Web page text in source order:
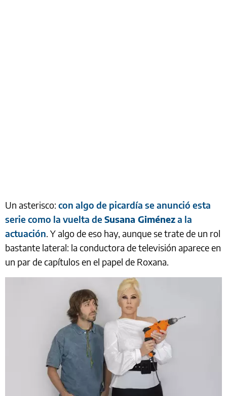
Un asterisco: con algo de picardía se anunció esta
serie como la vuelta deSusana Giméneza la
actuación. Y algo de eso hay, aunque se trate de un rol
bastante lateral: la conductora de televisión aparece en
un par de capítulos en el papel de Roxana.